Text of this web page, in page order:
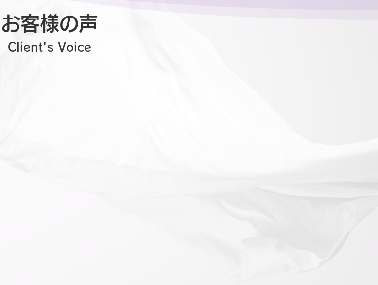
お客様の声
Client's Voice